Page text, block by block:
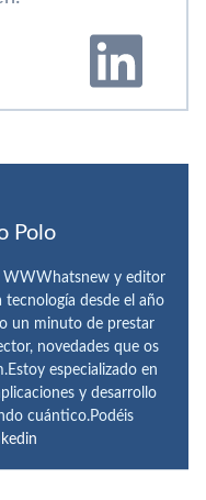
Polo
WWWhatsnew y editor
tecnología desde el año
un minuto de prestar
novedades que os
especializado en
y desarrollo
cuántico.Podéis